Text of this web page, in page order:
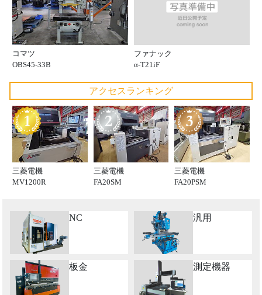
コマツ
OBS45-33B
ファナック
α-T21iF
アクセスランキング
三菱電機
MV1200R
三菱電機
FA20SM
三菱電機
FA20PSM
NC 汎用
板金 測定機器